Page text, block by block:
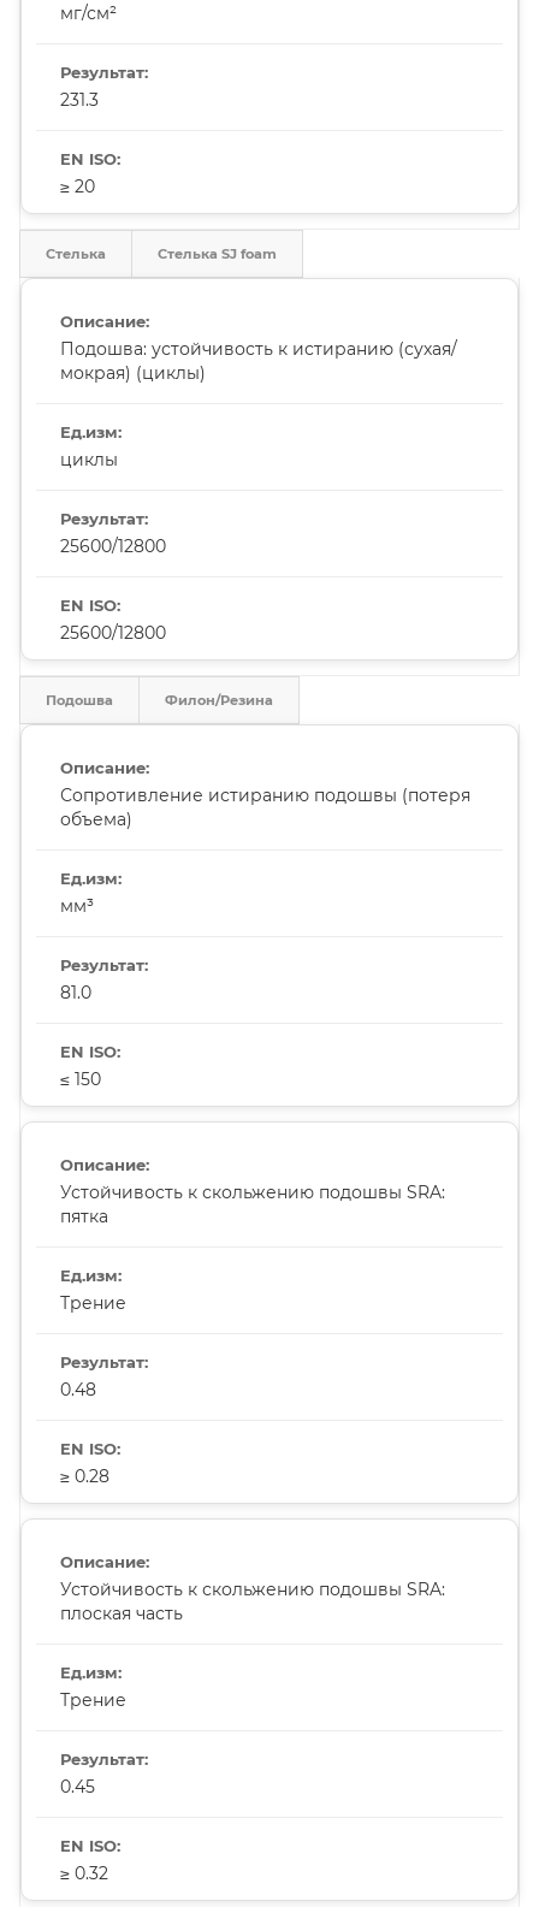
мг/см²
231.3
≥ 20
Стелька Стелька SJ foam
Подошва: устойчивость к истиранию (сухая/
мокрая) (циклы)
циклы
25600/12800
25600/12800
Подошва Филон/Резина
Сопротивление истиранию подошвы (потеря
объема)
мм³
81.0
≤ 150
Устойчивость к скольжению подошвы SRA:
пятка
Трение
0.48
≥ 0.28
Устойчивость к скольжению подошвы SRA:
плоская часть
Трение
0.45
≥ 0.32